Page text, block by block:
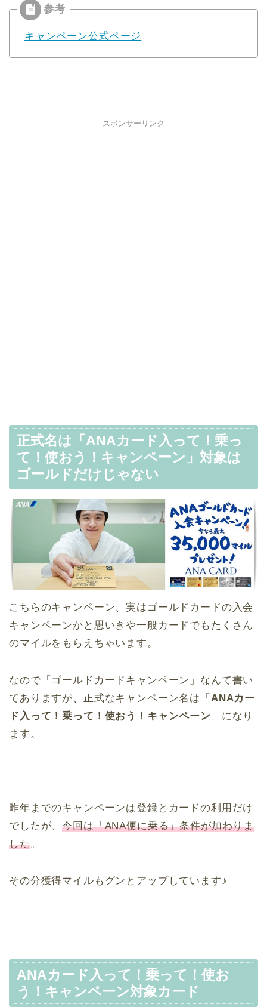
キャンペーン公式ページ
スポンサーリンク
正式名は 「ANAカード入って！乗っ
て！使おう！キャンペーン」 対象は
ゴールドだけじゃない
こちらのキャンペーン、実はゴールドカードの入会
キャンペーンかと思いきや一般カードでもたくさん
のマイルをもらえちゃいます。
なので「ゴールドカードキャンペーン」なんて書い
てありますが、正式なキャンペーン名は「 ANAカー
ド入って！乗って！使おう！キャンペーン 」になり
ます。
昨年までのキャンペーンは登録とカードの利用だけ
でしたが、今回は「ANA便に乗る」条件が加わりま
した。
その分獲得マイルもグンとアップしています♪
ANAカード入って！乗って！使お
う！キャンペーン対象カード